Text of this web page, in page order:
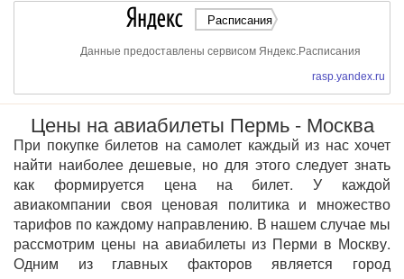
Расписания
Данные предоставлены сервисом Яндекс.Расписания
rasp.yandex.ru
Цены на авиабилеты Пермь - Москва
При покупке билетов на самолет каждый из нас хочет
найти наиболее дешевые, но для этого следует знать
как формируется цена на билет. У каждой
авиакомпании своя ценовая политика и множество
тарифов по каждому направлению. В нашем случае мы
рассмотрим цены на авиабилеты из Перми в Москву.
Одним из главных факторов является город